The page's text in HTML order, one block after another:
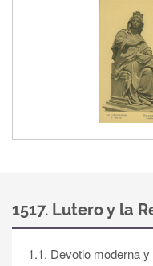
1517. Lutero y la
1.1. Devotio moderna